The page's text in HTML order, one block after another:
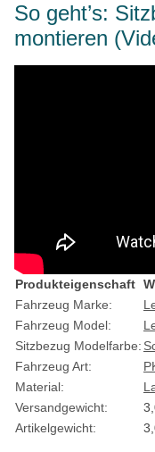
So geht’s:
montieren
Produkteigenschaft
Fahrzeug Marke:
Fahrzeug Model:
Sitzbezug Modelfarbe:
Fahrzeug Art:
Material:
Versandgewicht:
Artikelgewicht: